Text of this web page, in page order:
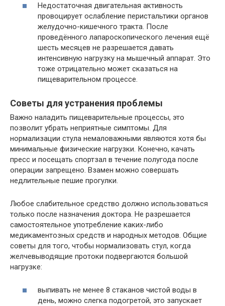
Недостаточная двигательная активность
провоцирует ослабление перистальтики органов
желудочно-кишечного тракта. После
проведённого лапароскопического лечения ещё
шесть месяцев не разрешается давать
интенсивную нагрузку на мышечный аппарат. Это
тоже отрицательно может сказаться на
пищеварительном процессе.
Советы для устранения проблемы
Важно наладить пищеварительные процессы, это
позволит убрать неприятные симптомы. Для
нормализации стула немаловажными являются хотя бы
минимальные физические нагрузки. Конечно, качать
пресс и посещать спортзал в течение полугода после
операции запрещено. Взамен можно совершать
недлительные пешие прогулки.
Любое слабительное средство должно использоваться
только после назначения доктора. Не разрешается
самостоятельное употребление каких-либо
медикаментозных средств и народных методов. Общие
советы для того, чтобы нормализовать стул, когда
желчевыводящие протоки подвергаются большой
нагрузке:
выпивать не менее 8 стаканов чистой воды в
день, можно слегка подогретой, это запускает